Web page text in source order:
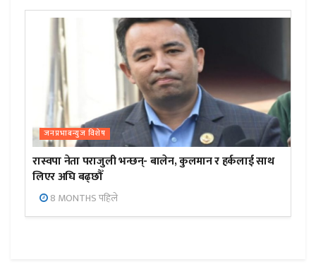
जनप्रभाबन्युज विशेष
रास्वपा नेता पराजुली भन्छन्- बालेन, कुलमान र हर्कलाई साथ
लिएर अघि बढ्छौँ
8 MONTHS पहिले